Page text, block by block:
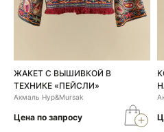
ЖАКЕТ С ВЫШИВКОЙ В
ТЕХНИКЕ «ПЕЙСЛИ»
Акмаль Нур&Mursak
Цена по запросу